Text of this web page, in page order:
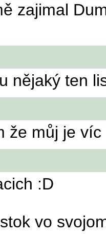
zajimal
nějaký ten
že můj je
:D
vo